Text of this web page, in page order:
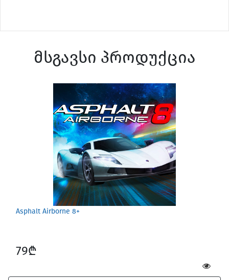
Screen Protectors
მსგავსი პროდუქცია
Asphalt Airborne 8+
79₾